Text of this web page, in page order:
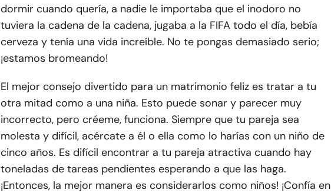
dormir cuando quería, a nadie le importaba que el inodoro no
tuviera la cadena de la cadena, jugaba a la FIFA todo el día, bebía
cerveza y tenía una vida increíble. No te pongas demasiado serio;
¡estamos bromeando!
El mejor consejo divertido para un matrimonio feliz es tratar a tu
otra mitad como a una niña. Esto puede sonar y parecer muy
incorrecto, pero créeme, funciona. Siempre que tu pareja sea
molesta y difícil, acércate a él o ella como lo harías con un niño de
cinco años. Es difícil encontrar a tu pareja atractiva cuando hay
toneladas de tareas pendientes esperando a que las haga.
¡Entonces, la mejor manera es considerarlos como niños! ¡Confía en